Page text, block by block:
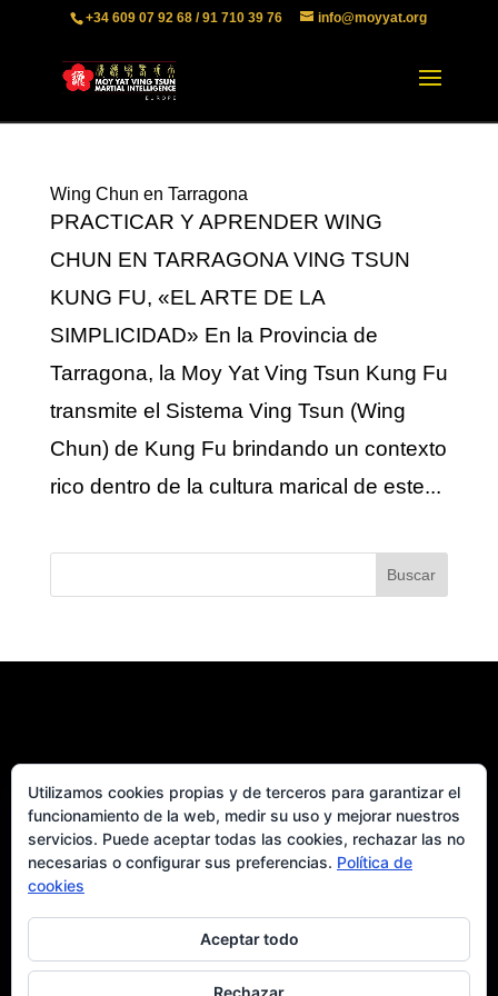
+34 609 07 92 68 / 91 710 39 76 info@moyyat.org
Wing Chun en Tarragona
PRACTICAR Y APRENDER WING
CHUN EN TARRAGONA VING TSUN
KUNG FU, «EL ARTE DE LA
SIMPLICIDAD» En la Provincia de
Tarragona, la Moy Yat Ving Tsun Kung Fu
transmite el Sistema Ving Tsun (Wing
Chun) de Kung Fu brindando un contexto
rico dentro de la cultura marical de este...
Buscar
Utilizamos cookies propias y de terceros para garantizar el
funcionamiento de la web, medir su uso y mejorar nuestros
servicios. Puede aceptar todas las cookies, rechazar las no
necesarias o configurar sus preferencias. Política de
cookies
Aceptar todo
Rechazar